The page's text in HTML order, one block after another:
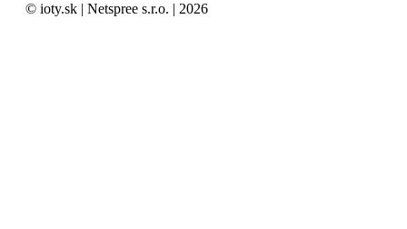
© ioty.sk | Netspree s.r.o. | 2026